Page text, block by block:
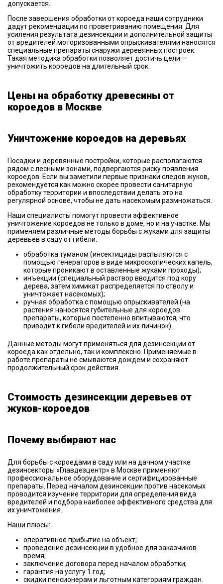
допускается.
После завершения обработки от короеда наши сотрудники
дадут рекомендации по проветриванию помещения. Для
усиления результата дезинсекции и дополнительной защиты
от вредителей моторизованными опрыскивателями наносятся
специальные препараты снаружи деревянных построек.
Такая методика обработки позволяет достичь цели —
уничтожить короедов на длительный срок.
Цены на обработку древесины от
короедов в Москве
Уничтожение короедов на деревьях
Посадки и деревянные постройки, которые располагаются
рядом с лесными зонами, подвергаются риску появления
короедов. Если вы заметили первые признаки следов жуков,
рекомендуется как можно скорее провести санитарную
обработку территории и впоследствии делать это на
регулярной основе, чтобы не дать насекомым размножаться.
Наши специалисты помогут провести эффективное
уничтожение короедов не только в доме, но и на участке. Мы
применяем различные методы борьбы с жуками для защиты
деревьев в саду от гибели:
обработка туманом (инсектициды распыляются с
помощью генераторов в виде микроскопических капель,
которые проникают в оставленные жуками проходы);
инъекции (специальный раствор вводится под кору
дерева, затем химикат распределяется по стволу и
уничтожает насекомых);
ручная обработка с помощью опрыскивателей (на
растения наносятся губительные для короедов
препараты, которые постепенно впитываются, что
приводит к гибели вредителей и их личинок).
Данные методы могут применяться для дезинсекции от
короеда как отдельно, так и комплексно. Применяемые в
работе препараты не смываются дождем и сохраняют
продолжительный срок действия.
Стоимость дезинсекции деревьев от
жуков-короедов
Почему выбирают нас
Для борьбы с короедами в саду или на дачном участке
дезинсекторы «Главдезцентр» в Москве применяют
профессиональное оборудование и сертифицированные
препараты. Перед началом дезинсекции против насекомых
проводится изучение территории для определения вида
вредителей и подбора наиболее эффективного средства для
их уничтожения.
Наши плюсы:
оперативное прибытие на объект;
проведение дезинсекции в удобное для заказчиков
время;
заключение договора перед началом обработки;
гарантия на услугу 1 год;
скидки пенсионерам и льготным категориям граждан.